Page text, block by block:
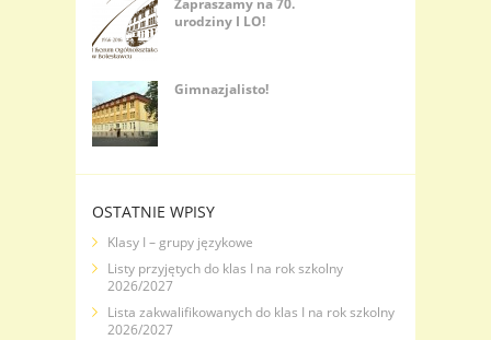
urodziny I LO!
Gimnazjalisto!
OSTATNIE WPISY
Klasy I – grupy językowe
Listy przyjętych do klas I na rok szkolny
2026/2027
Lista zakwalifikowanych do klas I na rok szkolny
2026/2027